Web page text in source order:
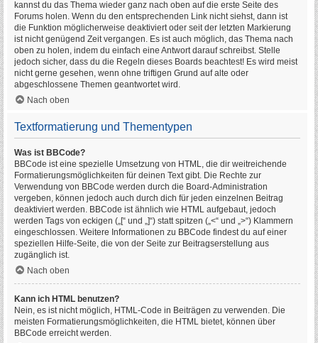
kannst du das Thema wieder ganz nach oben auf die erste Seite des
Forums holen. Wenn du den entsprechenden Link nicht siehst, dann ist
die Funktion möglicherweise deaktiviert oder seit der letzten Markierung
ist nicht genügend Zeit vergangen. Es ist auch möglich, das Thema nach
oben zu holen, indem du einfach eine Antwort darauf schreibst. Stelle
jedoch sicher, dass du die Regeln dieses Boards beachtest! Es wird meist
nicht gerne gesehen, wenn ohne triftigen Grund auf alte oder
abgeschlossene Themen geantwortet wird.
Nach oben
Textformatierung und Thementypen
Was ist BBCode?
BBCode ist eine spezielle Umsetzung von HTML, die dir weitreichende
Formatierungsmöglichkeiten für deinen Text gibt. Die Rechte zur
Verwendung von BBCode werden durch die Board-Administration
vergeben, können jedoch auch durch dich für jeden einzelnen Beitrag
deaktiviert werden. BBCode ist ähnlich wie HTML aufgebaut, jedoch
werden Tags von eckigen („[“ und „]“) statt spitzen („<“ und „>“) Klammern
eingeschlossen. Weitere Informationen zu BBCode findest du auf einer
speziellen Hilfe-Seite, die von der Seite zur Beitragserstellung aus
zugänglich ist.
Nach oben
Kann ich HTML benutzen?
Nein, es ist nicht möglich, HTML-Code in Beiträgen zu verwenden. Die
meisten Formatierungsmöglichkeiten, die HTML bietet, können über
BBCode erreicht werden.